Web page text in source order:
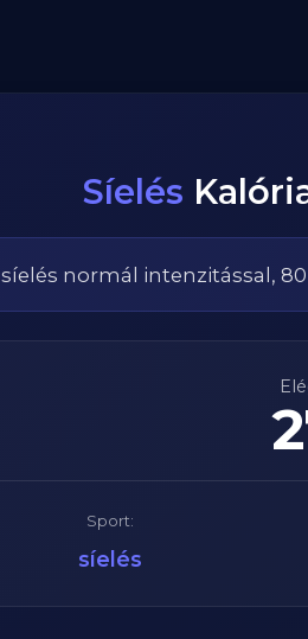
Síelés
síelés normál intenzitással, 80
Sport:
síelés